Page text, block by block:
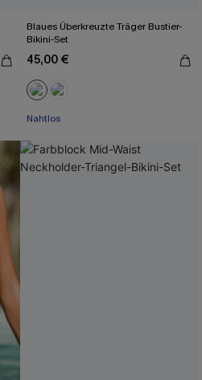
Blaues Überkreuzte Träger Bustier-
Bikini-Set
45,00 €
Mit Gratis-Maßband
Nahtlos